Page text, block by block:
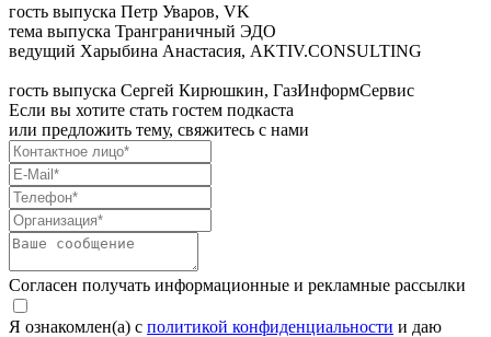
гость выпуска Петр Уваров, VK
тема выпуска Транграничный ЭДО
ведущий Харыбина Анастасия, AKTIV.CONSULTING
гость выпуска Сергей Кирюшкин, ГазИнформСервис
Если вы хотите стать гостем подкаста
или предложить тему, свяжитесь с нами
Согласен получать информационные и рекламные рассылки
Я ознакомлен(а) с политикой конфиденциальности и даю